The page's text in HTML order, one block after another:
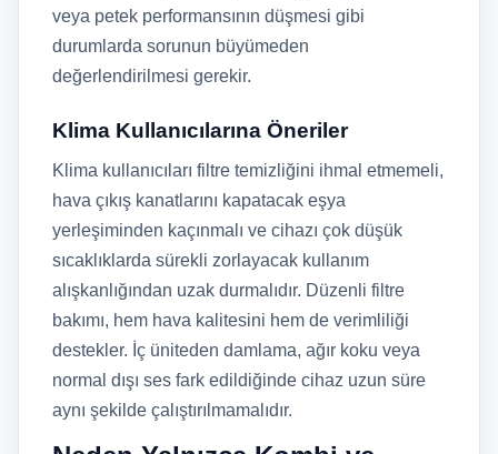
veya petek performansının düşmesi gibi
durumlarda sorunun büyümeden
değerlendirilmesi gerekir.
Klima Kullanıcılarına Öneriler
Klima kullanıcıları filtre temizliğini ihmal etmemeli,
hava çıkış kanatlarını kapatacak eşya
yerleşiminden kaçınmalı ve cihazı çok düşük
sıcaklıklarda sürekli zorlayacak kullanım
alışkanlığından uzak durmalıdır. Düzenli filtre
bakımı, hem hava kalitesini hem de verimliliği
destekler. İç üniteden damlama, ağır koku veya
normal dışı ses fark edildiğinde cihaz uzun süre
aynı şekilde çalıştırılmamalıdır.